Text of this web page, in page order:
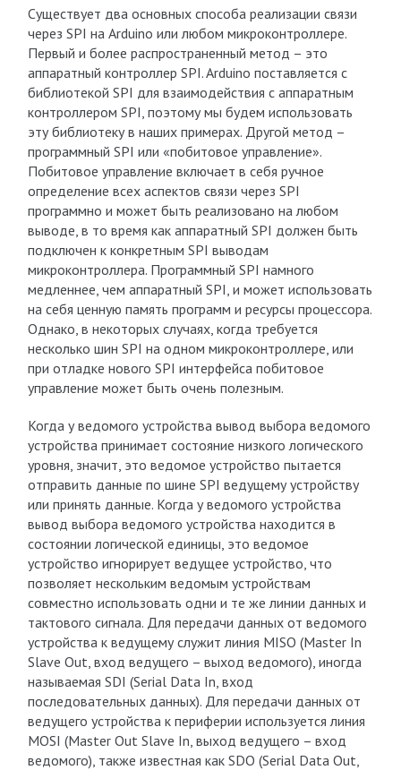
Существует два основных способа реализации связи
через SPI на Arduino или любом микроконтроллере.
Первый и более распространенный метод – это
аппаратный контроллер SPI. Arduino поставляется с
библиотекой SPI для взаимодействия с аппаратным
контроллером SPI, поэтому мы будем использовать
эту библиотеку в наших примерах. Другой метод –
программный SPI или «побитовое управление».
Побитовое управление включает в себя ручное
определение всех аспектов связи через SPI
программно и может быть реализовано на любом
выводе, в то время как аппаратный SPI должен быть
подключен к конкретным SPI выводам
микроконтроллера. Программный SPI намного
медленнее, чем аппаратный SPI, и может использовать
на себя ценную память программ и ресурсы процессора.
Однако, в некоторых случаях, когда требуется
несколько шин SPI на одном микроконтроллере, или
при отладке нового SPI интерфейса побитовое
управление может быть очень полезным.
Когда у ведомого устройства вывод выбора ведомого
устройства принимает состояние низкого логического
уровня, значит, это ведомое устройство пытается
отправить данные по шине SPI ведущему устройству
или принять данные. Когда у ведомого устройства
вывод выбора ведомого устройства находится в
состоянии логической единицы, это ведомое
устройство игнорирует ведущее устройство, что
позволяет нескольким ведомым устройствам
совместно использовать одни и те же линии данных и
тактового сигнала. Для передачи данных от ведомого
устройства к ведущему служит линия MISO (Master In
Slave Out, вход ведущего – выход ведомого), иногда
называемая SDI (Serial Data In, вход
последовательных данных). Для передачи данных от
ведущего устройства к периферии используется линия
MOSI (Master Out Slave In, выход ведущего – вход
ведомого), также известная как SDO (Serial Data Out,